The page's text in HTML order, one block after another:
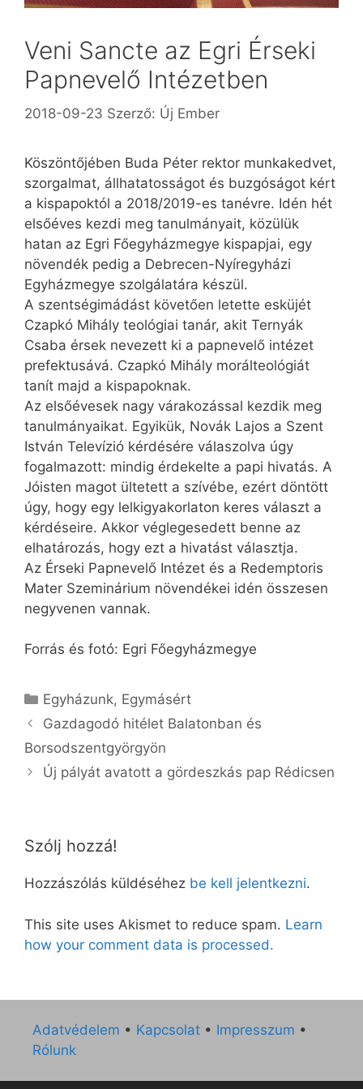
Veni Sancte az Egri Érseki
Papnevelő Intézetben
2018-09-23 Szerző: Új Ember
Köszöntőjében Buda Péter rektor munkakedvet,
szorgalmat, állhatatosságot és buzgóságot kért
a kispapoktól a 2018/2019-es tanévre. Idén hét
elsőéves kezdi meg tanulmányait, közülük
hatan az Egri Főegyházmegye kispapjai, egy
növendék pedig a Debrecen-Nyíregyházi
Egyházmegye szolgálatára készül.
A szentségimádást követően letette esküjét
Czapkó Mihály teológiai tanár, akit Ternyák
Csaba érsek nevezett ki a papnevelő intézet
prefektusává. Czapkó Mihály morálteológiát
tanít majd a kispapoknak.
Az elsőévesek nagy várakozással kezdik meg
tanulmányaikat. Egyikük, Novák Lajos a Szent
István Televízió kérdésére válaszolva úgy
fogalmazott: mindig érdekelte a papi hivatás. A
Jóisten magot ültetett a szívébe, ezért döntött
úgy, hogy egy lelkigyakorlaton keres választ a
kérdéseire. Akkor véglegesedett benne az
elhatározás, hogy ezt a hivatást választja.
Az Érseki Papnevelő Intézet és a Redemptoris
Mater Szeminárium növendékei idén összesen
negyvenen vannak.
Forrás és fotó: Egri Főegyházmegye
Kategória
Egyházunk, Egymásért
Gazdagodó hitélet Balatonban és
Borsodszentgyörgyön
Új pályát avatott a gördeszkás pap Rédicsen
Szólj hozzá!
Hozzászólás küldéséhez be kell jelentkezni.
This site uses Akismet to reduce spam. Learn
how your comment data is processed.
Adatvédelem • Kapcsolat • Impresszum •
Rólunk